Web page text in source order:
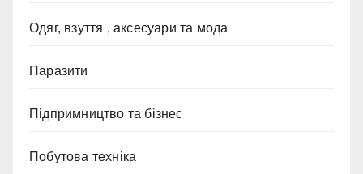
Одяг, взуття , аксесуари та мода
Паразити
Підпримництво та бізнес
Побутова техніка